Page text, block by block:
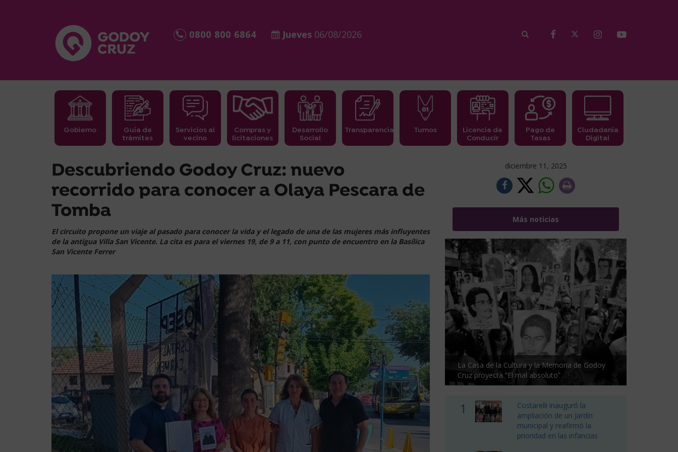
0800 800 6864 Jueves 06/08/2026
Gobierno
Guía de
trámites
Servicios al
vecino
Compras y
licitaciones
Desarrollo
Social
Transparencia Turnos
Licencia de
Conducir
Pago de
Tasas
Ciudadanía
Digital
Descubriendo Godoy Cruz: nuevo
recorrido para conocer a Olaya Pescara de
Tomba
Elcircuito propone un viaje al pasado para conocer la vida y el legado de una de las mujeres más influyentes
de la antigua Villa San Vicente. La cita es para el viernes 19, de 9 a 11, con punto de encuentro en la Basílica
San Vicente Ferrer
diciembre 11, 2025
Más noticias
La Casa de la Cultura y la Memoria de Godoy
Cruz proyecta “El mal absoluto”
1
Costarelli inauguró la
ampliación de un Jardín
municipal y reafirmó la
prioridad en las infancias